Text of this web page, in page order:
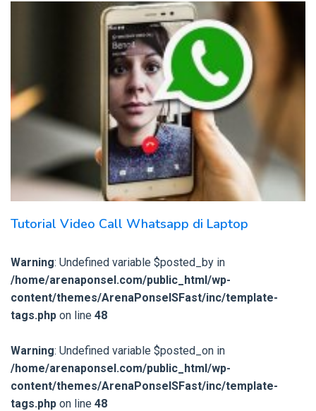
Tutorial Video Call Whatsapp di Laptop
Warning: Undefined variable $posted_by in
/home/arenaponsel.com/public_html/wp-
content/themes/ArenaPonselSFast/inc/template-
tags.php on line 48
Warning: Undefined variable $posted_on in
/home/arenaponsel.com/public_html/wp-
content/themes/ArenaPonselSFast/inc/template-
tags.php on line 48